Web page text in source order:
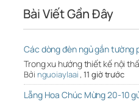
Bài Viết Gần Đây
Các dòng đèn ngủ gắn tường
Trong xu hướng thiết kế nội
Bởi nguoiaylaai,11 giờ trước
Lẵng Hoa Chúc Mừng 20-10